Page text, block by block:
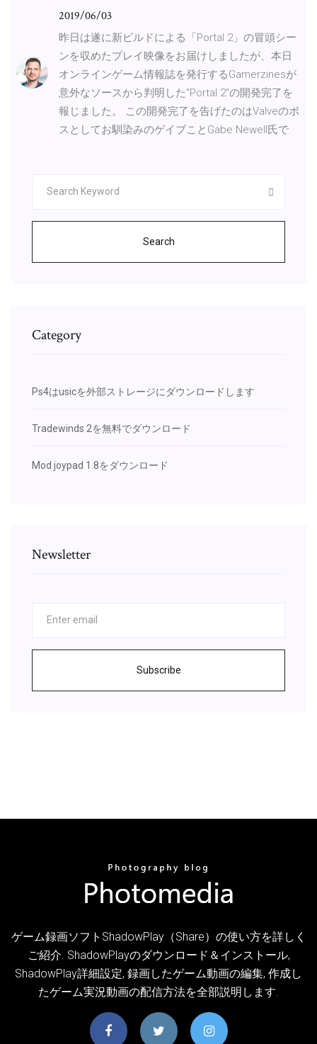
2019/06/03
昨日は遂に新ビルドによる「Portal 2」の冒頭シー
ンを収めたプレイ映像をお届けしましたが、本日
オンラインゲーム情報誌を発行するGamerzinesが
意外なソースから判明した”Portal 2″の開発完了を
報じました。 この開発完了を告げたのはValveのボ
スとしてお馴染みのゲイブことGabe Newell氏で
Search
Category
Ps4はusicを外部ストレージにダウンロードします
Tradewinds 2を無料でダウンロード
Mod joypad 1.8をダウンロード
Newsletter
Subscribe
ゲーム録画ソフトShadowPlay（Share）の使い方を詳しく
ご紹介. ShadowPlayのダウンロード＆インストール,
ShadowPlay詳細設定, 録画したゲーム動画の編集, 作成し
たゲーム実況動画の配信方法を全部説明します.